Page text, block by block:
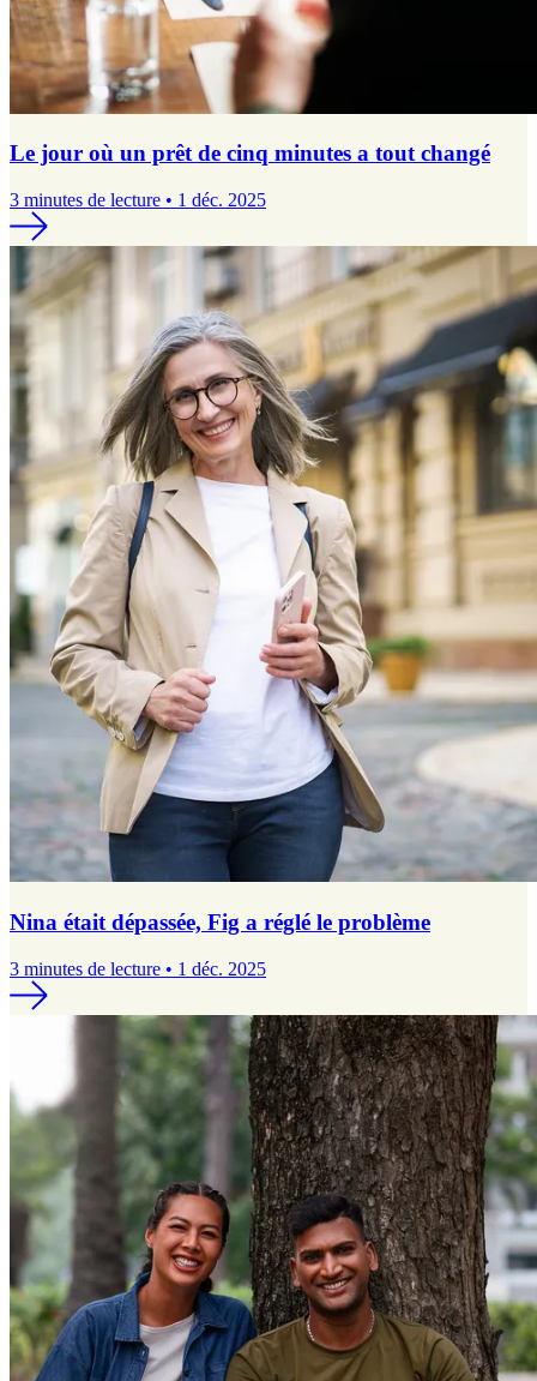
Le jour où un prêt de cinq minutes a tout changé
3 minutes de lecture • 1 déc. 2025
Nina était dépassée, Fig a réglé le problème
3 minutes de lecture • 1 déc. 2025